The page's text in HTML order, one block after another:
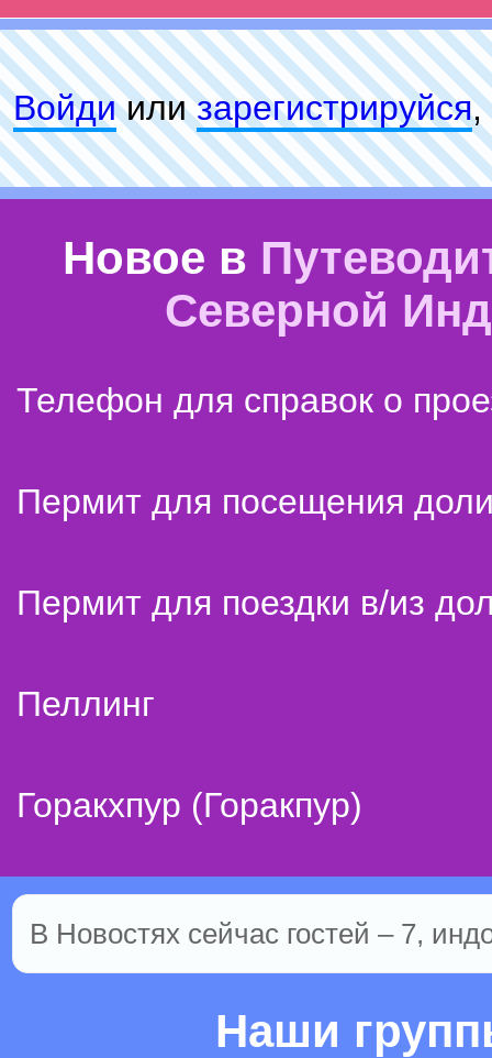
Войдиилизарeгиcтpируйся,
Новое в
Северной
Телефон для справок о
Пермит для посещения
Пермит для поездки в/из
Пеллинг
Горакхпур (Горакпур)
В Новостях сейчас гостей – 7,
Наши